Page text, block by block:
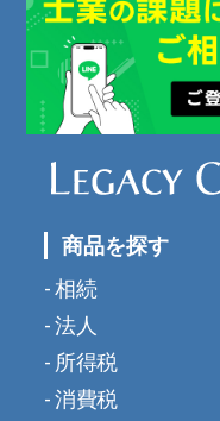
商品を探す
相続
法人
所得税
消費税